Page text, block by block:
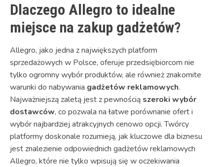
Dlaczego Allegro to idealne
miejsce na zakup gadżetów?
Allegro, jako jedna z największych platform
sprzedażowych w Polsce, oferuje przedsiębiorcom nie
tylko ogromny wybór produktów, ale również znakomite
warunki do nabywania gadżetów reklamowych.
Najważniejszą zaletą jest z pewnością szeroki wybór
dostawców, co pozwala na łatwe porównanie ofert i
wybór najbardziej atrakcyjnych cenowo opcji. Twórcy
platformy doskonale rozumieją, jak kluczowe dla biznesu
jest znalezienie odpowiednich gadżetów reklamowych
Allegro, które nie tylko wpisują się w oczekiwania